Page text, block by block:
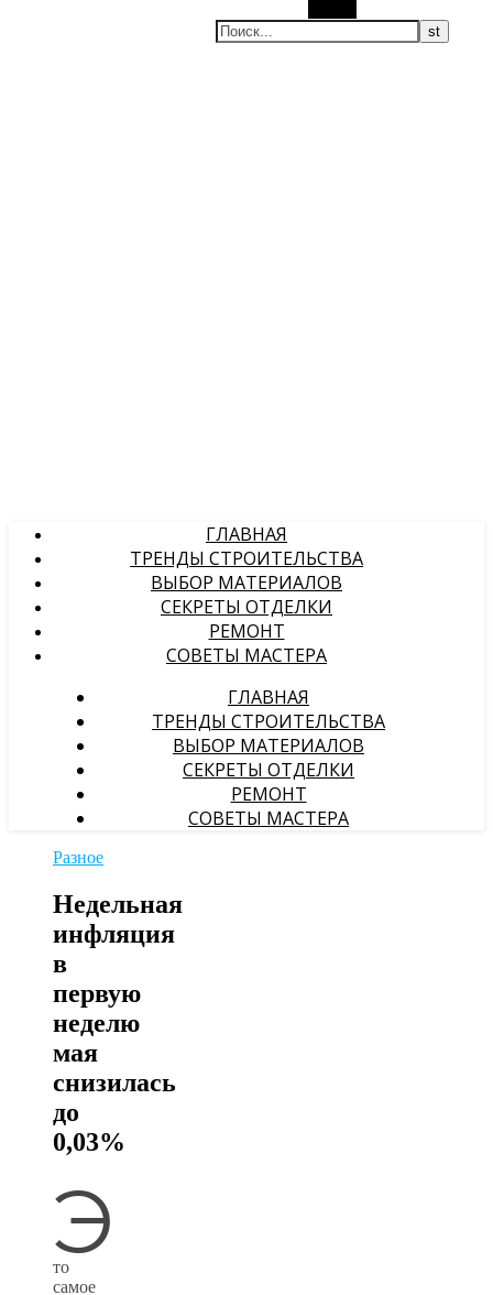
ГЛАВНАЯ
ТРЕНДЫ СТРОИТЕЛЬСТВА
ВЫБОР МАТЕРИАЛОВ
СЕКРЕТЫ ОТДЕЛКИ
РЕМОНТ
СОВЕТЫ МАСТЕРА
ГЛАВНАЯ
ТРЕНДЫ СТРОИТЕЛЬСТВА
ВЫБОР МАТЕРИАЛОВ
СЕКРЕТЫ ОТДЕЛКИ
РЕМОНТ
СОВЕТЫ МАСТЕРА
Разное
Недельная
инфляция
в
первую
неделю
мая
снизилась
до
0,03%
Э
то
самое